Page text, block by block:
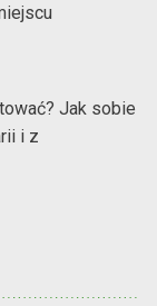
Jak sobie
i z